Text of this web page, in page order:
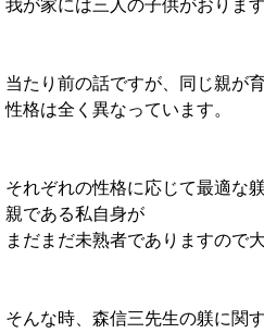
我が家には三人の子供がおります
当たり前の話ですが、同じ親が
性格は全く異なっています。
それぞれの性格に応じて最適な
親である私自身が
まだまだ未熟者でありますので
そんな時、森信三先生の躾に関